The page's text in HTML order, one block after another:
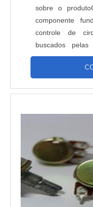
sobre o
componente
controle de
buscados
circuitos. São
formatos e
configuração do